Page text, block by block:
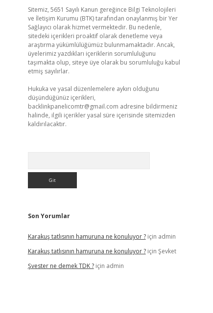
Sitemiz, 5651 Sayılı Kanun gereğince Bilgi Teknolojileri
ve İletişim Kurumu (BTK) tarafından onaylanmış bir Yer
Sağlayıcı olarak hizmet vermektedir. Bu nedenle,
sitedeki içerikleri proaktif olarak denetleme veya
araştırma yükümlülüğümüz bulunmamaktadır. Ancak,
üyelerimiz yazdıkları içeriklerin sorumluluğunu
taşımakta olup, siteye üye olarak bu sorumluluğu kabul
etmiş sayılırlar.
Hukuka ve yasal düzenlemelere aykırı olduğunu
düşündüğünüz içerikleri,
backlinkpanelicomtr@gmail.com adresine bildirmeniz
halinde, ilgili içerikler yasal süre içerisinde sitemizden
kaldırılacaktır.
Son Yorumlar
Karakuş tatlısının hamuruna ne konuluyor ?için admin
Karakuş tatlısının hamuruna ne konuluyor ?için Şevket
Şvester ne demek TDK ?için admin